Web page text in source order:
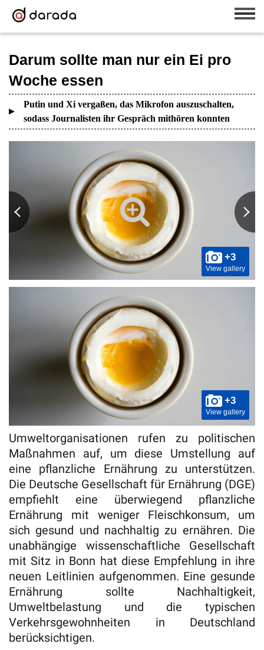
Darum sollte man nur ein Ei pro
Woche essen
Putin und Xi vergaßen, das Mikrofon auszuschalten,
sodass Journalisten ihr Gespräch mithören konnten
+3
View gallery
+3
View gallery
Umweltorganisationen rufen zu politischen
Maßnahmen auf, um diese Umstellung auf
eine pflanzliche Ernährung zu unterstützen.
Die Deutsche Gesellschaft für Ernährung (DGE)
empfiehlt eine überwiegend pflanzliche
Ernährung mit weniger Fleischkonsum, um
sich gesund und nachhaltig zu ernähren. Die
unabhängige wissenschaftliche Gesellschaft
mit Sitz in Bonn hat diese Empfehlung in ihre
neuen Leitlinien aufgenommen. Eine gesunde
Ernährung sollte Nachhaltigkeit,
Umweltbelastung und die typischen
Verkehrsgewohnheiten in Deutschland
berücksichtigen.